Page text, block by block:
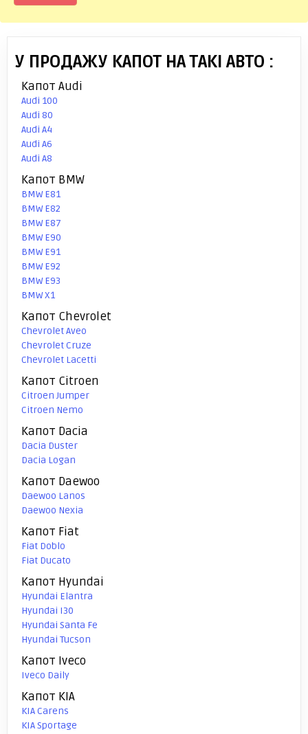
У ПРОДАЖУ КАПОТ НА ТАКІ АВТО :
Капот Audi
Audi 100
Audi 80
Audi A4
Audi A6
Audi A8
Капот BMW
BMW E81
BMW E82
BMW E87
BMW E90
BMW E91
BMW E92
BMW E93
BMW X1
Капот Chevrolet
Chevrolet Aveo
Chevrolet Cruze
Chevrolet Lacetti
Капот Citroen
Citroen Jumper
Citroen Nemo
Капот Dacia
Dacia Duster
Dacia Logan
Капот Daewoo
Daewoo Lanos
Daewoo Nexia
Капот Fiat
Fiat Doblo
Fiat Ducato
Капот Hyundai
Hyundai Elantra
Hyundai I30
Hyundai Santa Fe
Hyundai Tucson
Капот Iveco
Iveco Daily
Капот KIA
KIA Carens
KIA Sportage